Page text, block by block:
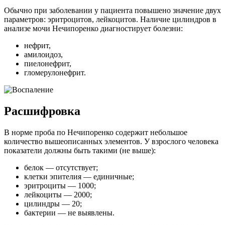
Обычно при заболевании у пациента повышено значение двух
параметров: эритроцитов, лейкоцитов. Наличие цилиндров в
анализе мочи Нечипоренко диагностирует болезни:
нефрит,
амилоидоз,
пиелонефрит,
гломерулонефрит.
Расшифровка
В норме проба по Нечипоренко содержит небольшое
количество вышеописанных элементов. У взрослого человека
показатели должны быть такими (не выше):
белок — отсутствует;
клетки эпителия — единичные;
эритроциты — 1000;
лейкоциты — 2000;
цилиндры — 20;
бактерии — не выявлены.